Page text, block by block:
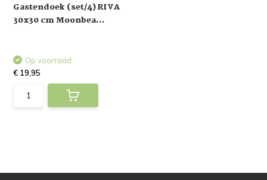
Gastendoek (set/4) RIVA
30x30 cm Moonbea...
Op voorraad
€ 19,95